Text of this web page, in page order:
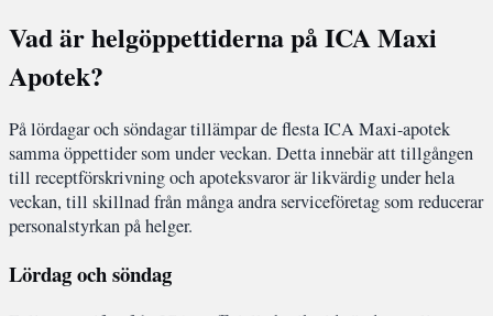
Vad är helgöppettiderna på ICA Maxi
Apotek?
På lördagar och söndagar tillämpar de flesta ICA Maxi-apotek
samma öppettider som under veckan. Detta innebär att tillgången
till receptförskrivning och apoteksvaror är likvärdig under hela
veckan, till skillnad från många andra serviceföretag som reducerar
personalstyrkan på helger.
Lördag och söndag